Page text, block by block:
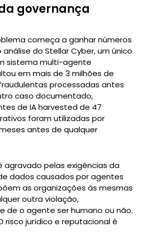
governança
começa a ganhar números
do Stellar Cyber, um único
sistema multi-agente
em mais de 3 milhões de
processadas antes
caso documentado,
de IA harvested de 47
foram utilizadas por
antes de qualquer
agravado pelas exigências da
dados causados por agentes
as organizações às mesmas
outra violação,
de o agente ser humano ou não.
risco jurídico e reputacional é